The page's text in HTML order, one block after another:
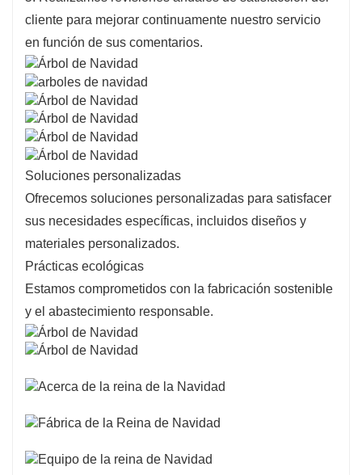
cliente para mejorar continuamente nuestro servicio
en función de sus comentarios.
Soluciones personalizadas
Ofrecemos soluciones personalizadas para satisfacer
sus necesidades específicas, incluidos diseños y
materiales personalizados.
Prácticas ecológicas
Estamos comprometidos con la fabricación sostenible
y el abastecimiento responsable.